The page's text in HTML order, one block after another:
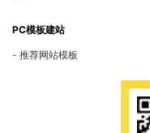
PC模板建站
推荐网站模板